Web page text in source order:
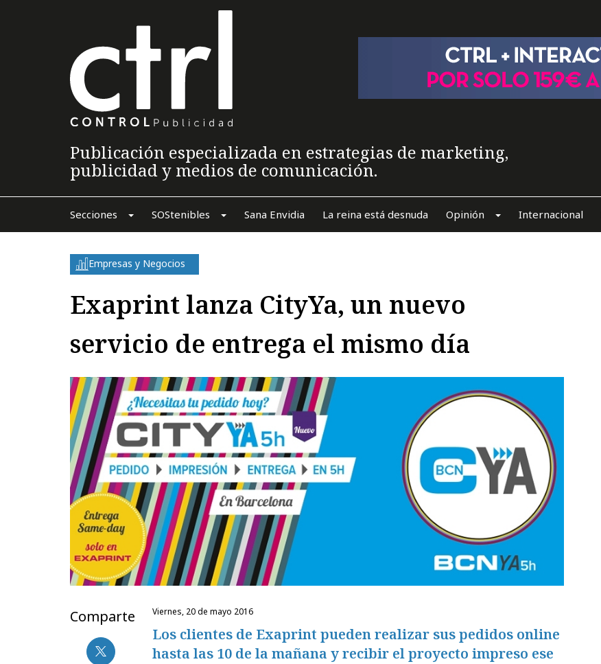
Publicación especializada en estrategias de marketing,
publicidad y medios de comunicación.
Secciones SOStenibles Sana Envidia La reina está desnuda Opinión Internacional
Empresas y Negocios
Exaprint lanza CityYa, un nuevo
servicio de entrega el mismo día
Comparte viernes, 20 de mayo 2016
Los clientes de Exaprint pueden realizar sus pedidos online
hasta las 10 de la mañana y recibir el proyecto impreso ese